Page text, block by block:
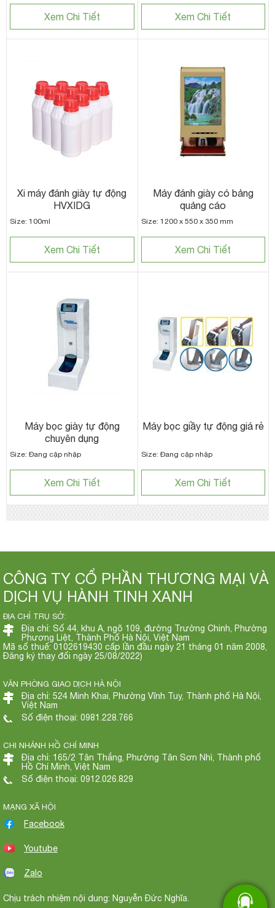
Xem Chi Tiết Xem Chi Tiết
Xi máy đánh giày tự động
HVXIDG
Size: 100ml
Xem Chi Tiết
Máy đánh giày có bảng
quảng cáo
Size: 1200 x 550 x 350 mm
Xem Chi Tiết
Máy bọc giày tự động
chuyên dụng
Size: Đang cập nhập
Xem Chi Tiết
Máy bọc giầy tự động giá rẻ
Size: Đang cập nhập
Xem Chi Tiết
CÔNG TY CỔ PHẦN THƯƠNG MẠI VÀ
DỊCH VỤ HÀNH TINH XANH
ĐỊA CHỈ TRỤ SỞ:
Địa chỉ: Số 44, khu A, ngõ 109, đường Trường Chinh, Phường
Phương Liệt, Thành Phố Hà Nội, Việt Nam
Mã số thuế: 0102619430 cấp lần đầu ngày 21 tháng 01 năm 2008,
Đăng ký thay đổi ngày 25/08/2022)
VĂN PHÒNG GIAO DỊCH HÀ NỘI
Địa chỉ: 524 Minh Khai, Phường Vĩnh Tuy, Thành phố Hà Nội,
Việt Nam
Số điện thoại: 0981.228.766
CHI NHÁNH HỒ CHÍ MINH
Địa chỉ: 165/2 Tân Thắng, Phường Tân Sơn Nhì, Thành phố
Hồ Chí Minh, Việt Nam
Số điện thoại: 0912.026.829
MẠNG XÃ HỘI
Facebook
Youtube
Zalo
Chịu trách nhiệm nội dung: Nguyễn Đức Nghĩa.